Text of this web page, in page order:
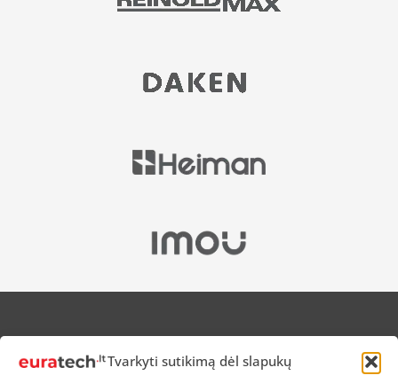
Tvarkyti sutikimą dėl slapukų
APIE MUS
NUOLAIDOS HEROJAMS